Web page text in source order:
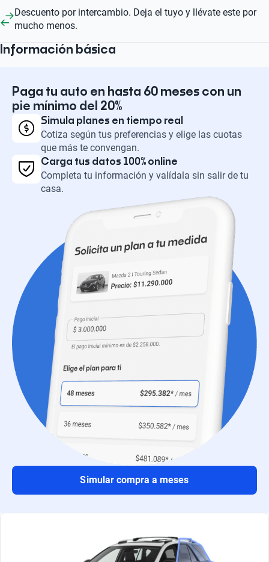
Descuento por intercambio. Deja el tuyo y llévate este por
mucho menos.
Información básica
Paga tu auto en hasta 60 meses con un
pie mínimo del 20%
Simula planes en tiempo real
Cotiza según tus preferencias y elige las cuotas
que más te convengan.
Carga tus datos 100% online
Completa tu información y valídala sin salir de tu
casa.
Simular compra a meses